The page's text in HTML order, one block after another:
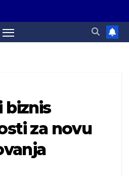
biznis
za novu